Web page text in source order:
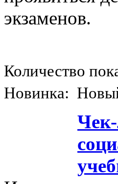
экзаменов.
Количество
Новинка: